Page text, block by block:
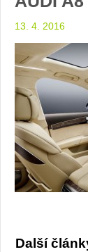
13. 4. 2016
Další